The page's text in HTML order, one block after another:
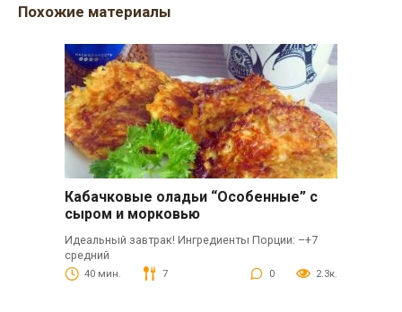
Похожие материалы
Кабачковые оладьи “Особенные” с
сыром и морковью
Идеальный завтрак! Ингредиенты Порции: –+7
средний
40 мин. 7 0 2.3к.